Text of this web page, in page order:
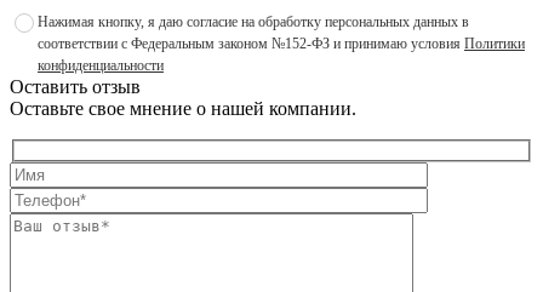
Нажимая кнопку, я даю согласие на обработку персональных данных в
соответствии с Федеральным законом №152-ФЗ и принимаю условия Политики
конфиденциальности
Оставить отзыв
Оставьте свое мнение о нашей компании.